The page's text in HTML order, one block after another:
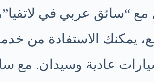
يمكنك الاستفادة من
عادية وسيدان. مع